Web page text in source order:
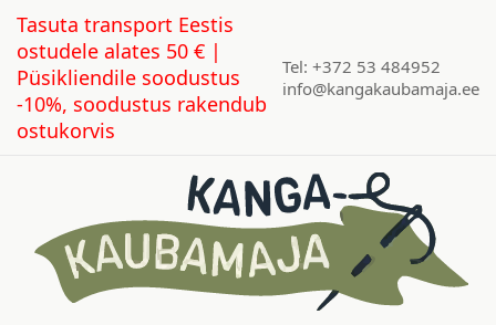
Tasuta transport Eestis
ostudele alates 50 € |
Püsikliendile soodustus
-10%, soodustus rakendub
ostukorvis
Tel: +372 53 484952
info@kangakaubamaja.ee